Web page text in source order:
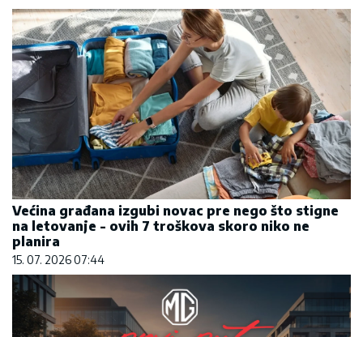
Većina građana izgubi novac pre nego što stigne
na letovanje - ovih 7 troškova skoro niko ne
planira
15. 07. 2026 07:44